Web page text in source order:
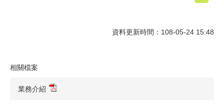
資料更新時間：108-05-24 15:48
相關檔案
業務介紹